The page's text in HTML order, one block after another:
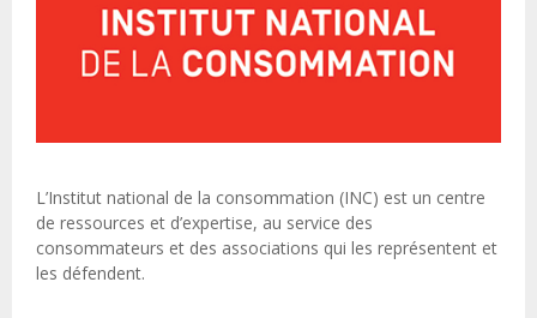
L’Institut national de la consommation (INC) est un centre
de ressources et d’expertise, au service des
consommateurs et des associations qui les représentent et
les défendent.